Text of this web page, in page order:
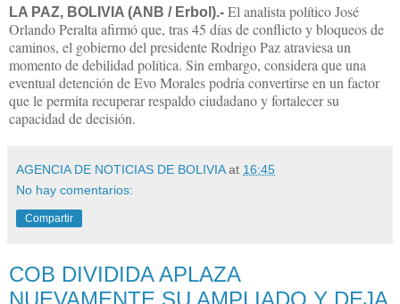
LA PAZ, BOLIVIA (ANB / Erbol).- El analista político José
Orlando Peralta afirmó que, tras 45 días de conflicto y bloqueos de
caminos, el gobierno del presidente Rodrigo Paz atraviesa un
momento de debilidad política. Sin embargo, considera que una
eventual detención de Evo Morales podría convertirse en un factor
que le permita recuperar respaldo ciudadano y fortalecer su
capacidad de decisión.
AGENCIA DE NOTICIAS DE BOLIVIA at 16:45
No hay comentarios:
Compartir
COB DIVIDIDA APLAZA
NUEVAMENTE SU AMPLIADO Y DEJA